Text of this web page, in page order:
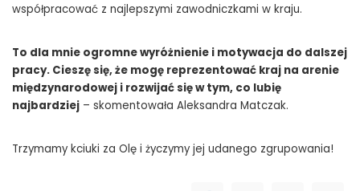
współpracować z najlepszymi zawodniczkami w kraju.
To dla mnie ogromne wyróżnienie i motywacja do dalszej
pracy. Cieszę się, że mogę reprezentować kraj na arenie
międzynarodowej i rozwijać się w tym, co lubię
najbardziej – skomentowała Aleksandra Matczak.
Trzymamy kciuki za Olę i życzymy jej udanego zgrupowania!